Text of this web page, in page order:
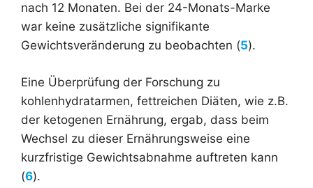
nach 12 Monaten. Bei der 24-Monats-Marke
war keine zusätzliche signifikante
Gewichtsveränderung zu beobachten (5).
Eine Überprüfung der Forschung zu
kohlenhydratarmen, fettreichen Diäten, wie z.B.
der ketogenen Ernährung, ergab, dass beim
Wechsel zu dieser Ernährungsweise eine
kurzfristige Gewichtsabnahme auftreten kann
(6).